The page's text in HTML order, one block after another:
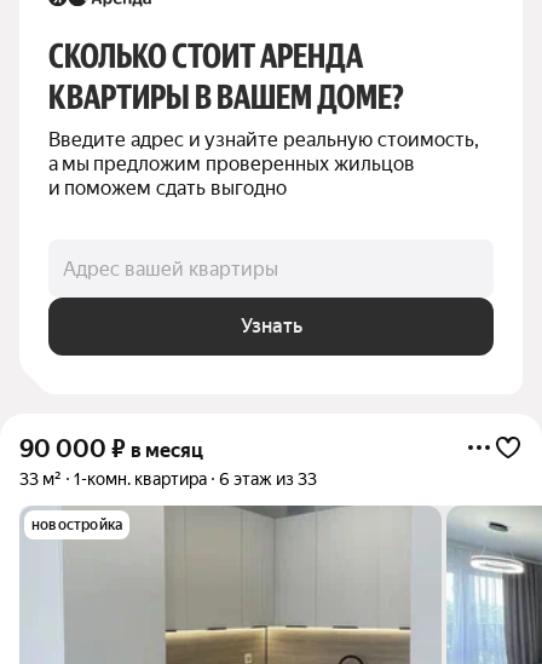
СКОЛЬКО СТОИТ АРЕНДА
КВАРТИРЫ В ВАШЕМ ДОМЕ?
Введите адрес и узнайте реальную стоимость,
а мы предложим проверенных жильцов
и поможем сдать выгодно
Адрес вашей квартиры
Узнать
90 000 ₽ в месяц
33 м² 1-комн. квартира 6 этаж из 33
новостройка